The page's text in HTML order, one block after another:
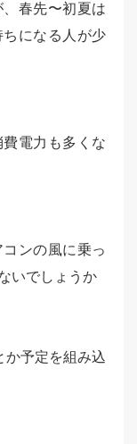
春先〜初夏は
になる人が少
電力も多くな
ンの風に乗っ
いでしょうか
か予定を組み込